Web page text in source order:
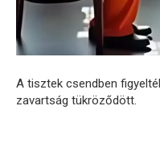
A tisztek csendben
zavartság tükröződött.